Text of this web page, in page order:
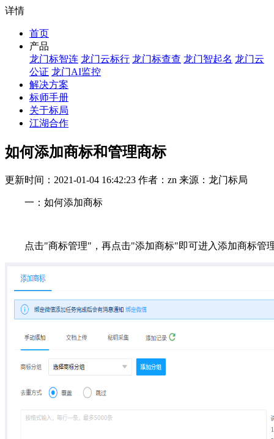
详情
首页
产品
龙门标智连 龙门云标行 龙门标查查 龙门智起名 龙门云
公证 龙门AI监控
解决方案
标师手册
关于标局
江湖合作
如何添加商标和管理商标
更新时间：2021-01-04 16:42:23 作者：zn 来源：龙门标局
一：如何添加商标
点击"商标管理"，再点击"添加商标"即可进入添加商标管